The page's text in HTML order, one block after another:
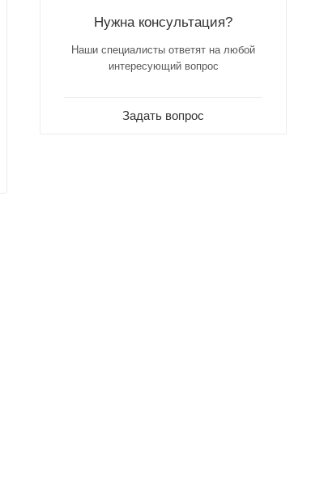
Нужна консультация?
Наши специалисты ответят на любой
интересующий вопрос
Задать вопрос